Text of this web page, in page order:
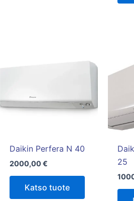
Daikin Perfera N 40
2000,00€
Katso tuote
25